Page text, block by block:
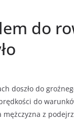
do
doszło do
do
z